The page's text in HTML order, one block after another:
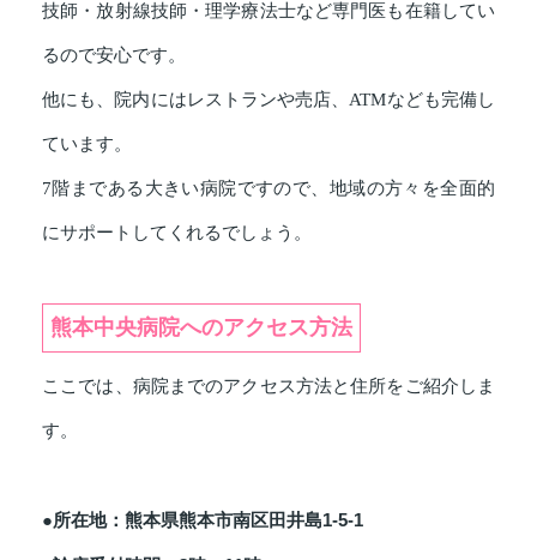
技師・放射線技師・理学療法士など専門医も在籍してい
るので安心です。
他にも、院内にはレストランや売店、ATMなども完備し
ています。
7階まである大きい病院ですので、地域の方々を全面的
にサポートしてくれるでしょう。
熊本中央病院へのアクセス方法
ここでは、病院までのアクセス方法と住所をご紹介しま
す。
●所在地：熊本県熊本市南区田井島1-5-1